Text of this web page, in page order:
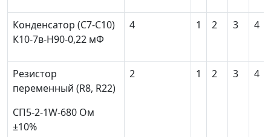
Конденсатор (С7-С10)
К10-7в-Н90-0,22 мФ
4 1 2 3 4
Резистор
переменный (R8, R22)
СП5-2-1W-680 Ом
±10%
2 1 2 3 4